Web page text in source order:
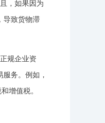
，如果因为
导致货物滞
规企业资
务。例如，
增值税。